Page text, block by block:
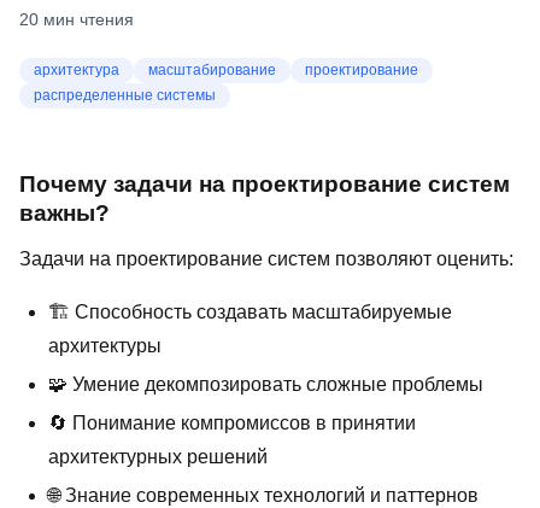
20 мин чтения
архитектура масштабирование
проектирование
распределенные системы
Почему задачи на проектирование систем
важны?
Задачи на проектирование систем позволяют оценить:
🏗️ Способность создавать масштабируемые
архитектуры
🧩 Умение декомпозировать сложные проблемы
🔄 Понимание компромиссов в принятии
архитектурных решений
🌐 Знание современных технологий и паттернов